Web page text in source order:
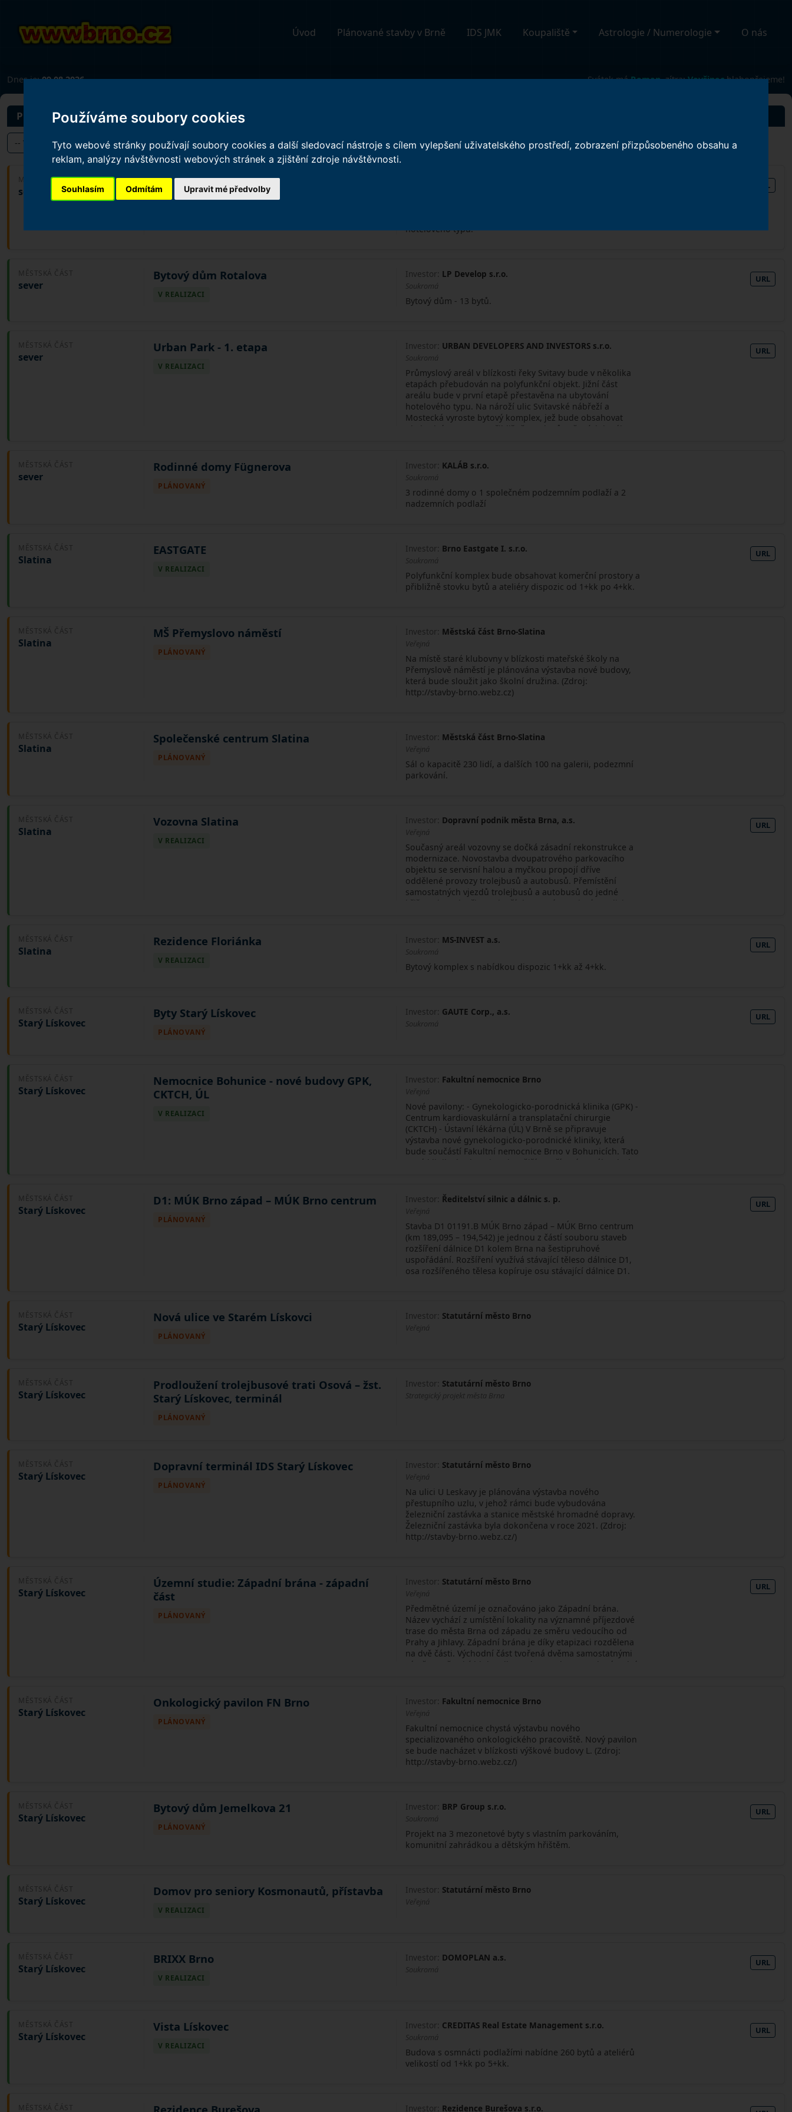
Používáme soubory cookies
Tyto webové stránky používají soubory cookies a další sledovací nástroje s cílem vylepšení uživatelského prostředí, zobrazení přizpůsobeného obsahu a
reklam, analýzy návštěvnosti webových stránek a zjištění zdroje návštěvnosti.
Souhlasím Odmítám Upravit mé předvolby
Úvod Plánované stavby v Brně IDS JMK Koupaliště Astrologie / Numerologie O nás
Dnes je:09.08.2026 Svátek máRoman, zítra:Vavřinecblahopřejeme!
PLÁNOVANÉ PROJEKTY A STAVBY NA ÚZEMÍ MĚSTA BRNA
Zobrazit
MĚSTSKÁ ČÁST
sever
Urban Park - 2. etapa
PLÁNOVANÝ
hotelového typu.
URL
MĚSTSKÁ ČÁST
sever
Bytový dům Rotalova
V REALIZACI
Investor: LP Develop s.r.o.
Soukromá
Bytový dům - 13 bytů.
URL
MĚSTSKÁ ČÁST
sever
Urban Park - 1. etapa
V REALIZACI
Investor: URBAN DEVELOPERS AND INVESTORS s.r.o.
Soukromá
Průmyslový areál v blízkosti řeky Svitavy bude v několika
etapách přebudován na polyfunkční objekt. Jižní část
areálu bude v první etapě přestavěna na ubytování
hotelového typu. Na nároží ulic Svitavské nábřeží a
Mostecká vyroste bytový komplex, jež bude obsahovat
obchodní prostory a přibližně 700 bytů určených k nájmu.
URL
MĚSTSKÁ ČÁST
sever
Rodinné domy Fügnerova
PLÁNOVANÝ
Investor: KALÁB s.r.o.
Soukromá
3 rodinné domy o 1 společném podzemním podlaží a 2
nadzemních podlaží
MĚSTSKÁ ČÁST
Slatina
EASTGATE
V REALIZACI
Investor: Brno Eastgate I. s.r.o.
Soukromá
Polyfunkční komplex bude obsahovat komerční prostory a
přibližně stovku bytů a ateliéry dispozic od 1+kk po 4+kk.
URL
MĚSTSKÁ ČÁST
Slatina
MŠ Přemyslovo náměstí
PLÁNOVANÝ
Investor: Městská část Brno-Slatina
Veřejná
Na místě staré klubovny v blízkosti mateřské školy na
Přemyslově náměstí je plánována výstavba nové budovy,
která bude sloužit jako školní družina. (Zdroj:
http://stavby-brno.webz.cz)
MĚSTSKÁ ČÁST
Slatina
Společenské centrum Slatina
PLÁNOVANÝ
Investor: Městská část Brno-Slatina
Veřejná
Sál o kapacitě 230 lidí, a dalších 100 na galerii, podezmní
parkování.
MĚSTSKÁ ČÁST
Slatina
Vozovna Slatina
V REALIZACI
Investor: Dopravní podnik města Brna, a.s.
Veřejná
Současný areál vozovny se dočká zásadní rekonstrukce a
modernizace. Novostavba dvoupatrového parkovacího
objektu se servisní halou a myčkou propojí dříve
oddělené provozy trolejbusů a autobusů. Přemístění
samostatných vjezdů trolejbusů a autobusů do jedné
křižovatky pak přinese lepší dopravní napojení na ulici
URL
MĚSTSKÁ ČÁST
Slatina
Rezidence Floriánka
V REALIZACI
Investor: MS-INVEST a.s.
Soukromá
Bytový komplex s nabídkou dispozic 1+kk až 4+kk.
URL
MĚSTSKÁ ČÁST
Starý Lískovec
Byty Starý Lískovec
PLÁNOVANÝ
Investor: GAUTE Corp., a.s.
Soukromá
URL
MĚSTSKÁ ČÁST
Starý Lískovec
Nemocnice Bohunice - nové budovy GPK,
CKTCH, ÚL
V REALIZACI
Investor: Fakultní nemocnice Brno
Veřejná
Nové pavilony: - Gynekologicko-porodnická klinika (GPK) -
Centrum kardiovaskulární a transplatační chirurgie
(CKTCH) - Ústavní lékárna (ÚL) V Brně se připravuje
výstavba nové gynekologicko-porodnické kliniky, která
bude součástí Fakultní nemocnice Brno v Bohunicích. Tato
nová klinika bude nejmodernějším zařízením svého druhu
provozy v areálech Bohunice a Obilní trh do jednoho
kompaktního centra. Klinika nabídne špičkovou péči
nejen v oblasti porodnictví, ale i onkogynekologie,
perinatální medicíny a asistované reprodukce. Ročně by
zde mělo probíhat více než 6 000 porodů​. Součástí
rozsáhlého projektu je také nová budova
specializovaného Centra kardiovaskulární a transplantační
chirurgie. Centrum zvýší lůžkovou kapacitu z 90 na 125
MĚSTSKÁ ČÁST
Starý Lískovec
D1: MÚK Brno západ – MÚK Brno centrum
PLÁNOVANÝ
Investor: Ředitelství silnic a dálnic s. p.
Veřejná
Stavba D1 01191.B MÚK Brno západ – MÚK Brno centrum
(km 189,095 – 194,542) je jednou z částí souboru staveb
rozšíření dálnice D1 kolem Brna na šestipruhové
uspořádání. Rozšíření využívá stávající těleso dálnice D1,
osa rozšířeného tělesa kopíruje osu stávající dálnice D1.
URL
MĚSTSKÁ ČÁST
Starý Lískovec
Nová ulice ve Starém Lískovci
PLÁNOVANÝ
Investor: Statutární město Brno
Veřejná
MĚSTSKÁ ČÁST
Starý Lískovec
Prodloužení trolejbusové trati Osová – žst.
Starý Lískovec, terminál
PLÁNOVANÝ
Investor: Statutární město Brno
Strategický projekt města Brna
MĚSTSKÁ ČÁST
Starý Lískovec
Dopravní terminál IDS Starý Lískovec
PLÁNOVANÝ
Investor: Statutární město Brno
Veřejná
Na ulici U Leskavy je plánována výstavba nového
přestupního uzlu, v jehož rámci bude vybudována
železniční zastávka a stanice městské hromadné dopravy.
Železniční zastávka byla dokončena v roce 2021. (Zdroj:
http://stavby-brno.webz.cz/)
MĚSTSKÁ ČÁST
Starý Lískovec
Územní studie: Západní brána - západní
část
PLÁNOVANÝ
Investor: Statutární město Brno
Veřejná
Předmětné území je označováno jako Západní brána.
Název vychází z umístění lokality na významné příjezdové
trase do města Brna od západu ze směru vedoucího od
Prahy a Jihlavy. Západní brána je díky etapizaci rozdělena
na dvě části. Východní část tvořená dvěma samostatnými
záměry (Městský blok Belle Rock a Soubor staveb Západní
územní studie.
URL
MĚSTSKÁ ČÁST
Starý Lískovec
Onkologický pavilon FN Brno
PLÁNOVANÝ
Investor: Fakultní nemocnice Brno
Veřejná
Fakultní nemocnice chystá výstavbu nového
specializovaného onkologického pracoviště. Nový pavilon
se bude nacházet v blízkosti výškové budovy L. (Zdroj:
http://stavby-brno.webz.cz/)
MĚSTSKÁ ČÁST
Starý Lískovec
Bytový dům Jemelkova 21
PLÁNOVANÝ
Investor: BRP Group s.r.o.
Soukromá
Projekt na 3 mezonetové byty s vlastním parkováním,
komunitní zahrádkou a dětským hřištěm.
URL
MĚSTSKÁ ČÁST
Starý Lískovec
Domov pro seniory Kosmonautů, přístavba
V REALIZACI
Investor: Statutární město Brno
Veřejná
MĚSTSKÁ ČÁST
Starý Lískovec
BRIXX Brno
V REALIZACI
Investor: DOMOPLAN a.s.
Soukromá
URL
MĚSTSKÁ ČÁST
Starý Lískovec
Vista Lískovec
V REALIZACI
Investor: CREDITAS Real Estate Management s.r.o.
Soukromá
Budova s osmnácti podlažími nabídne 260 bytů a ateliérů
velikostí od 1+kk po 5+kk.
URL
MĚSTSKÁ ČÁST Investor: Rezidence Burešova s.r.o.